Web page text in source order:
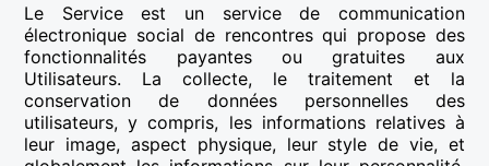
Le Service est un service de communication
électronique social de rencontres qui propose des
fonctionnalités payantes ou gratuites aux
Utilisateurs. La collecte, le traitement et la
conservation de données personnelles des
utilisateurs, y compris, les informations relatives à
leur image, aspect physique, leur style de vie, et